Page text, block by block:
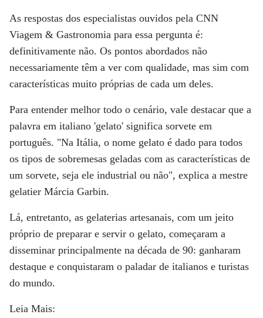
As respostas dos especialistas ouvidos pela CNN
Viagem & Gastronomia para essa pergunta é:
definitivamente não. Os pontos abordados não
necessariamente têm a ver com qualidade, mas sim com
características muito próprias de cada um deles.
Para entender melhor todo o cenário, vale destacar que a
palavra em italiano 'gelato' significa sorvete em
português. "Na Itália, o nome gelato é dado para todos
os tipos de sobremesas geladas com as características de
um sorvete, seja ele industrial ou não", explica a mestre
gelatier Márcia Garbin.
Lá, entretanto, as gelaterias artesanais, com um jeito
próprio de preparar e servir o gelato, começaram a
disseminar principalmente na década de 90: ganharam
destaque e conquistaram o paladar de italianos e turistas
do mundo.
Leia Mais: